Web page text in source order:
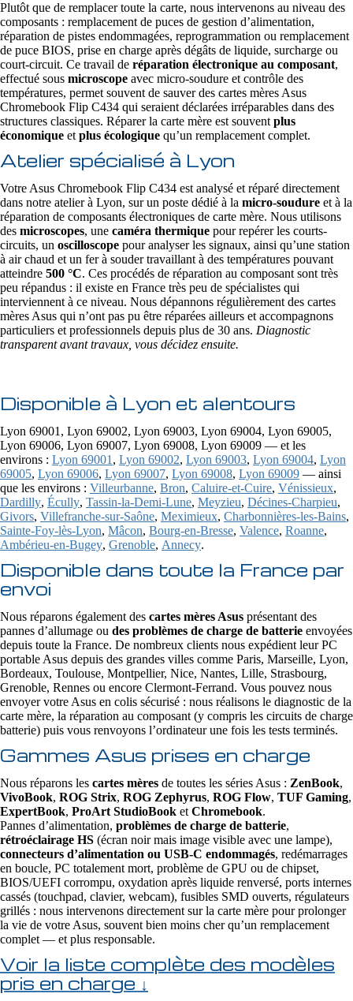
Plutôt que de remplacer toute la carte, nous intervenons au niveau des
composants : remplacement de puces de gestion d’alimentation,
réparation de pistes endommagées, reprogrammation ou remplacement
de puce BIOS, prise en charge après dégâts de liquide, surcharge ou
court-circuit. Ce travail de réparation électronique au composant,
effectué sous microscope avec micro-soudure et contrôle des
températures, permet souvent de sauver des cartes mères Asus
Chromebook Flip C434 qui seraient déclarées irréparables dans des
structures classiques. Réparer la carte mère est souvent plus
économique et plus écologique qu’un remplacement complet.
Atelier spécialisé à Lyon
Votre Asus Chromebook Flip C434 est analysé et réparé directement
dans notre atelier à Lyon, sur un poste dédié à la micro-soudure et à la
réparation de composants électroniques de carte mère. Nous utilisons
des microscopes, une caméra thermique pour repérer les courts-
circuits, un oscilloscope pour analyser les signaux, ainsi qu’une station
à air chaud et un fer à souder travaillant à des températures pouvant
atteindre 500 °C. Ces procédés de réparation au composant sont très
peu répandus : il existe en France très peu de spécialistes qui
interviennent à ce niveau. Nous dépannons régulièrement des cartes
mères Asus qui n’ont pas pu être réparées ailleurs et accompagnons
particuliers et professionnels depuis plus de 30 ans. Diagnostic
transparent avant travaux, vous décidez ensuite.
Disponible à Lyon et alentours
Lyon 69001, Lyon 69002, Lyon 69003, Lyon 69004, Lyon 69005,
Lyon 69006, Lyon 69007, Lyon 69008, Lyon 69009 — et les
environs : Lyon 69001 , Lyon 69002, Lyon 69003, Lyon 69004, Lyon
69005, Lyon 69006, Lyon 69007, Lyon 69008, Lyon 69009 — ainsi
que les environs : Villeurbanne, Bron, Caluire-et-Cuire, Vénissieux,
Dardilly, Écully, Tassin-la-Demi-Lune, Meyzieu, Décines-Charpieu,
Givors, Villefranche-sur-Saône, Meximieux, Charbonnières-les-Bains,
Sainte-Foy-lès-Lyon, Mâcon, Bourg-en-Bresse, Valence, Roanne,
Ambérieu-en-Bugey, Grenoble, Annecy.
Disponible dans toute la France par
envoi
Nous réparons également des cartes mères Asus présentant des
pannes d’allumage ou des problèmes de charge de batterie envoyées
depuis toute la France. De nombreux clients nous expédient leur PC
portable Asus depuis des grandes villes comme Paris, Marseille, Lyon,
Bordeaux, Toulouse, Montpellier, Nice, Nantes, Lille, Strasbourg,
Grenoble, Rennes ou encore Clermont-Ferrand. Vous pouvez nous
envoyer votre Asus en colis sécurisé : nous réalisons le diagnostic de la
carte mère, la réparation au composant (y compris les circuits de charge
batterie) puis vous renvoyons l’ordinateur une fois les tests terminés.
Gammes Asus prises en charge
Nous réparons les cartes mères de toutes les séries Asus : ZenBook,
VivoBook, ROG Strix, ROG Zephyrus, ROG Flow, TUF Gaming,
ExpertBook, ProArt StudioBook et Chromebook.
Pannes d’alimentation, problèmes de charge de batterie,
rétroéclairage HS (écran noir mais image visible avec une lampe),
connecteurs d’alimentation ou USB‑C endommagés, redémarrages
en boucle, PC totalement mort, problème de GPU ou de chipset,
BIOS/UEFI corrompu, oxydation après liquide renversé, ports internes
cassés (touchpad, clavier, webcam), fusibles SMD ouverts, régulateurs
grillés : nous intervenons directement sur la carte mère pour prolonger
la vie de votre Asus, souvent bien moins cher qu’un remplacement
complet — et plus responsable.
Voir la liste complète des modèles
pris en charge ↓